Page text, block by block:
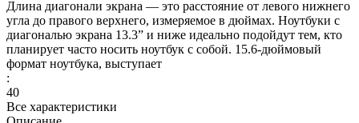
Длина диагонали экрана — это расстояние от левого нижнего
угла до правого верхнего, измеряемое в дюймах. Ноутбуки с
диагональю экрана 13.3” и ниже идеально подойдут тем, кто
планирует часто носить ноутбук с собой. 15.6-дюймовый
формат ноутбука, выступает
:
40
Все характеристики